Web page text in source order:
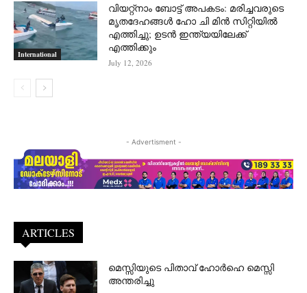
International
വിയറ്റ്നാം ബോട്ട് അപകടം: മരിച്ചവരുടെ
മൃതദേഹങ്ങൾ ഹോ ചി മിൻ സിറ്റിയിൽ
എത്തിച്ചു; ഉടൻ ഇന്ത്യയിലേക്ക്
എത്തിക്കും
July 12, 2026
- Advertisment -
ARTICLES
മെസ്സിയുടെ പിതാവ് ഹോർഹെ മെസ്സി
അന്തരിച്ചു